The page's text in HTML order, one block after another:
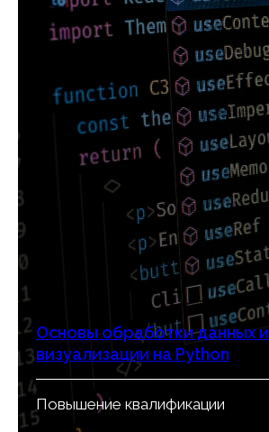
Основы обработки данных и
визуализации на Python
Повышение квалификации